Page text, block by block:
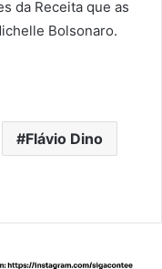
da Receita que as
Bolsonaro.
Flávio Dino